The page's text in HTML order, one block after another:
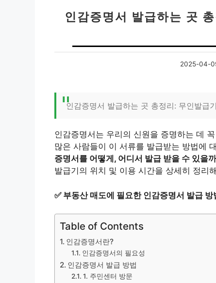
인감증명서 발급하는 곳
2025-04-
인감증명서 발급하는 곳 총정리: 무인발급
인감증명서는 우리의 신원을 증명하는 데
많은 사람들이 이 서류를 발급받는 방법에
증명서를 어떻게, 어디서 발급 받을 수 있을
발급기의 위치 및 이용 시간을 상세히 정리
✅ 부동산 매도에 필요한 인감증명서 발급
Table of Contents
인감증명서란?
인감증명서의 필요성
인감증명서 발급 방법
1. 주민센터 방문